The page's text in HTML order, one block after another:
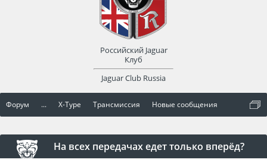
Форум ... X-Type Трансмиссия Новые сообщения
На всех передачах едет только вперёд?
Российский Jaguar
Клуб
Jaguar Club Russia
оват
ься